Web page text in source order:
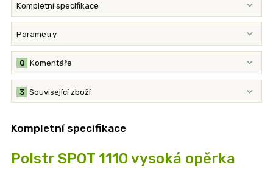
Kompletní specifikace
Parametry
Komentáře
0
Související zboží
3
Kompletní specifikace
Polstr SPOT 1110 vysoká opěrka